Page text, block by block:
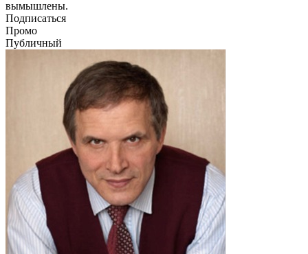
вымышлены.
Подписаться
Промо
Публичный